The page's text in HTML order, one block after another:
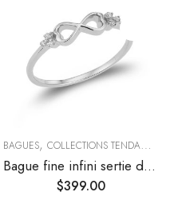
TENDANCES
BAGUES, COLLECTIONS TENDANCES
Bague fine infini sertie de diamants
$399.00